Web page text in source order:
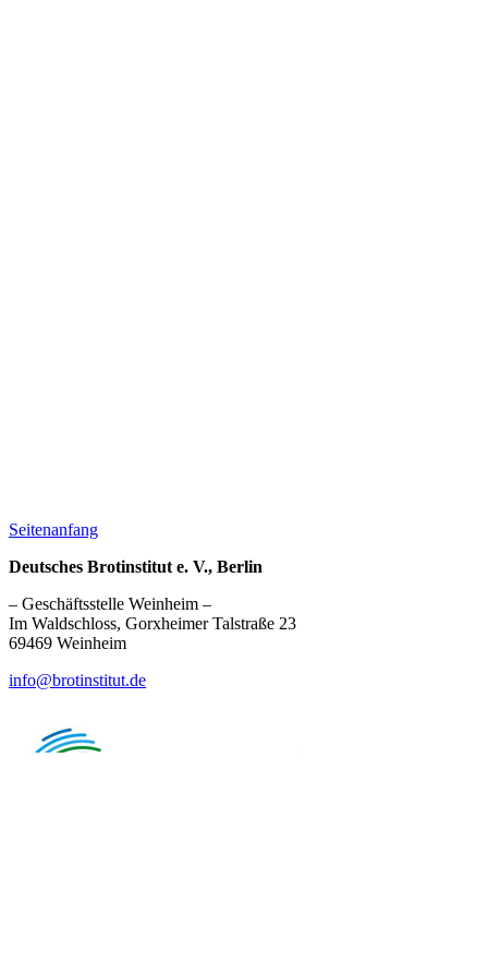
Seitenanfang
Deutsches Brotinstitut e. V., Berlin
– Geschäftsstelle Weinheim –
Im Waldschloss, Gorxheimer Talstraße 23
69469 Weinheim
info@brotinstitut.de